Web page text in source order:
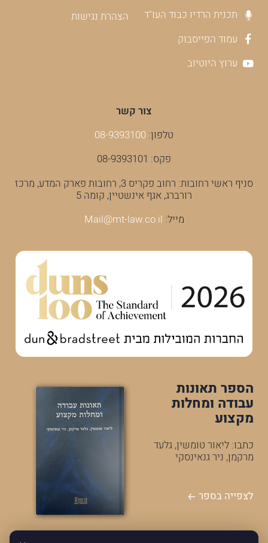
תכנית הרדיו כבוד העו"ד
עמוד הפייסבוק
ערוץ היוטיוב
הצהרת נגישות
צור קשר
טלפון: 08-9393100
פקס: 08-9393101
סניף ראשי רחובות: רחוב פקריס 3, רחובות פארק המדע, מרכז
רורברג, אגף אינשטיין, קומה 5
מייל: Mail@mt-law.co.il
הספר תאונות
עבודה ומחלות
מקצוע
כתבו: ליאור טומשין, גלעד
מרקמן, ניר גנאינסקי
לצפייה בספר